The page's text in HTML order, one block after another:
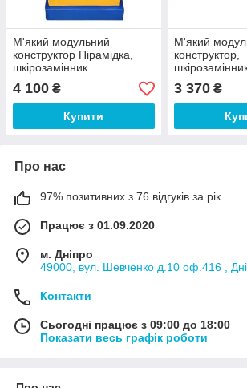
М'який модульний
конструктор Пірамідка,
шкірозамінник
Різнобарвний 8 елементів
80x50 см (Тia-sport ТМ)
4 100 ₴
Купити
М'який
конструктор,
(Тia-sport ТМ)
3 370₴
Про нас
97% позитивних з 76 відгуків за рік
Працює з 01.09.2020
м. Дніпро
49000, вул. Шевченко д.10 оф.416 ,
Контакти
Сьогодні працює з 09:00 до 18:00
Показати весь графік роботи